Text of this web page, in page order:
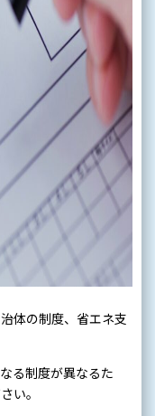
体の制度、省エネ支
る制度が異なるた
い。